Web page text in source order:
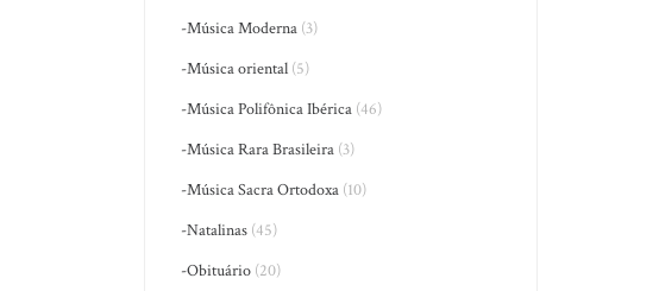
-Música Moderna (3)
-Música oriental (5)
-Música Polifônica Ibérica (46)
-Música Rara Brasileira (3)
-Música Sacra Ortodoxa (10)
-Natalinas (45)
-Obituário (20)